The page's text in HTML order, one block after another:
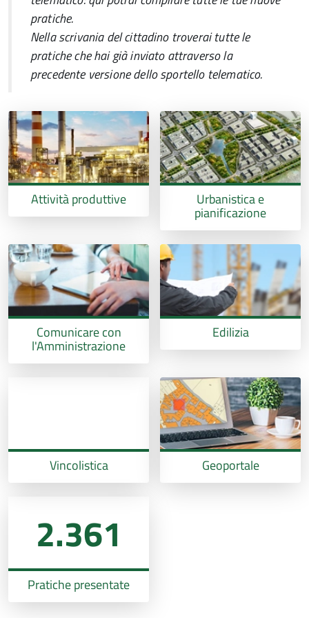
pratiche.
Nella scrivania del cittadino troverai tutte le
pratiche che hai già inviato attraverso la
precedente versione dello sportello telematico.
Attività produttive Urbanistica e
pianificazione
Comunicare con
l'Amministrazione
Edilizia
Vincolistica Geoportale
2.361
Pratiche presentate